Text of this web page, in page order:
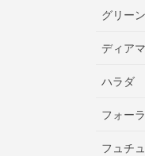
グリー
ディア
ハラダ
フォー
フュチ